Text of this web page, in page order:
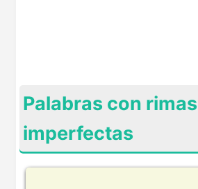
Palabras con rimas
imperfectas